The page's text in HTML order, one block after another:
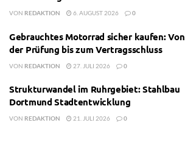
VON REDAKTION 6. AUGUST 2026 0
Gebrauchtes Motorrad sicher kaufen: Von
der Prüfung bis zum Vertragsschluss
VON REDAKTION 27. JULI 2026 0
Strukturwandel im Ruhrgebiet: Stahlbau
Dortmund Stadtentwicklung
VON REDAKTION 21. JULI 2026 0